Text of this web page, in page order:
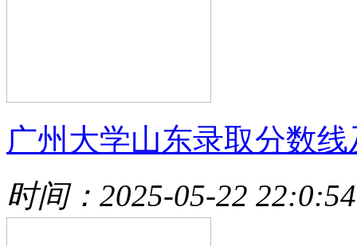
广州大学山东录取分数线
时间：2025-05-22 22:0:54